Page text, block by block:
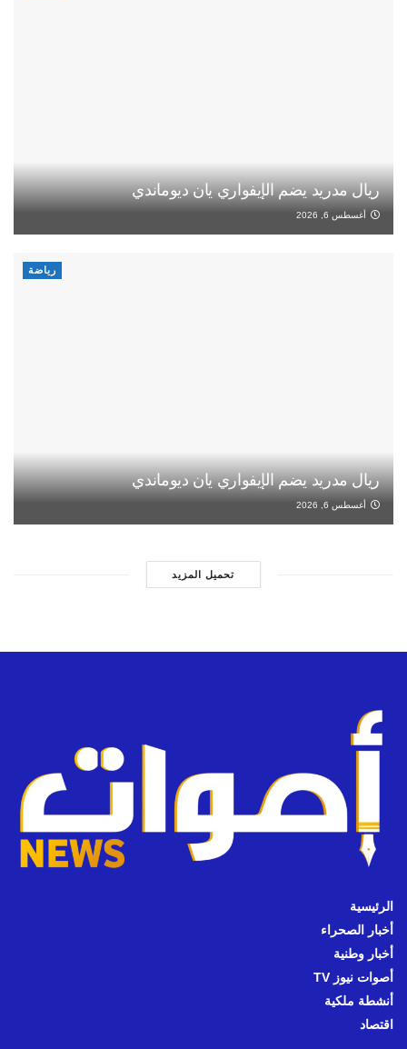
ريال مدريد يضم الإيفواري يان ديوماندي
أغسطس 6, 2026
رياضة
ريال مدريد يضم الإيفواري يان ديوماندي
أغسطس 6, 2026
تحميل المزيد
الرئيسية
أخبار الصحراء
أخبار وطنية
أصوات نيوز TV
أنشطة ملكية
اقتصاد